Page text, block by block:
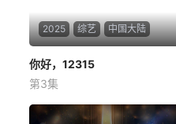
2025 综艺 中国大陆
你好，12315
未知
全国首部市场监督纪实节目
你好，12315
第3集